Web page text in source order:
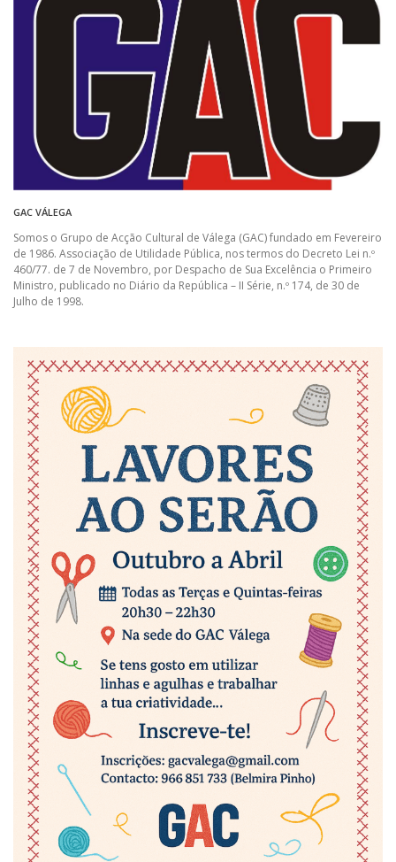
GAC VÁLEGA
Somos o Grupo de Acção Cultural de Válega (GAC) fundado em Fevereiro
de 1986. Associação de Utilidade Pública, nos termos do Decreto Lei n.º
460/77. de 7 de Novembro, por Despacho de Sua Excelência o Primeiro
Ministro, publicado no Diário da República – II Série, n.º 174, de 30 de
Julho de 1998.